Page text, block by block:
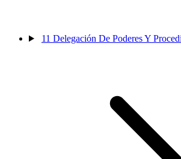
11 Delegación De Poderes Y